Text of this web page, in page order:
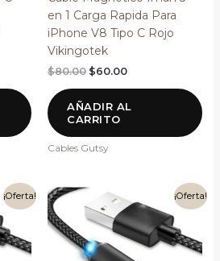
en 1 Carga Rapida Para
iPhone V8 Tipo C Rojo
Vikingotek
$80.00 $60.00
AÑADIR AL
CARRITO
Cables Gutsy
¡Oferta! ¡Oferta!
El
precio
original
era:
$80.00.
precio
actual
es:
$60.00.